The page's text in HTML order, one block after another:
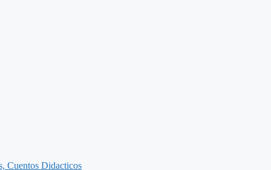
Cuentos Didacticos